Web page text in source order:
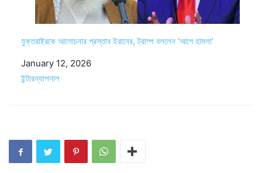
যুক্তরাষ্ট্রকে আলোচনার প্রস্তাব ইরানের, ট্রাম্প বললেন ‘আগে হামলা’
Date
January 12, 2026
In relation to
ইন্টারন্যাশনাল